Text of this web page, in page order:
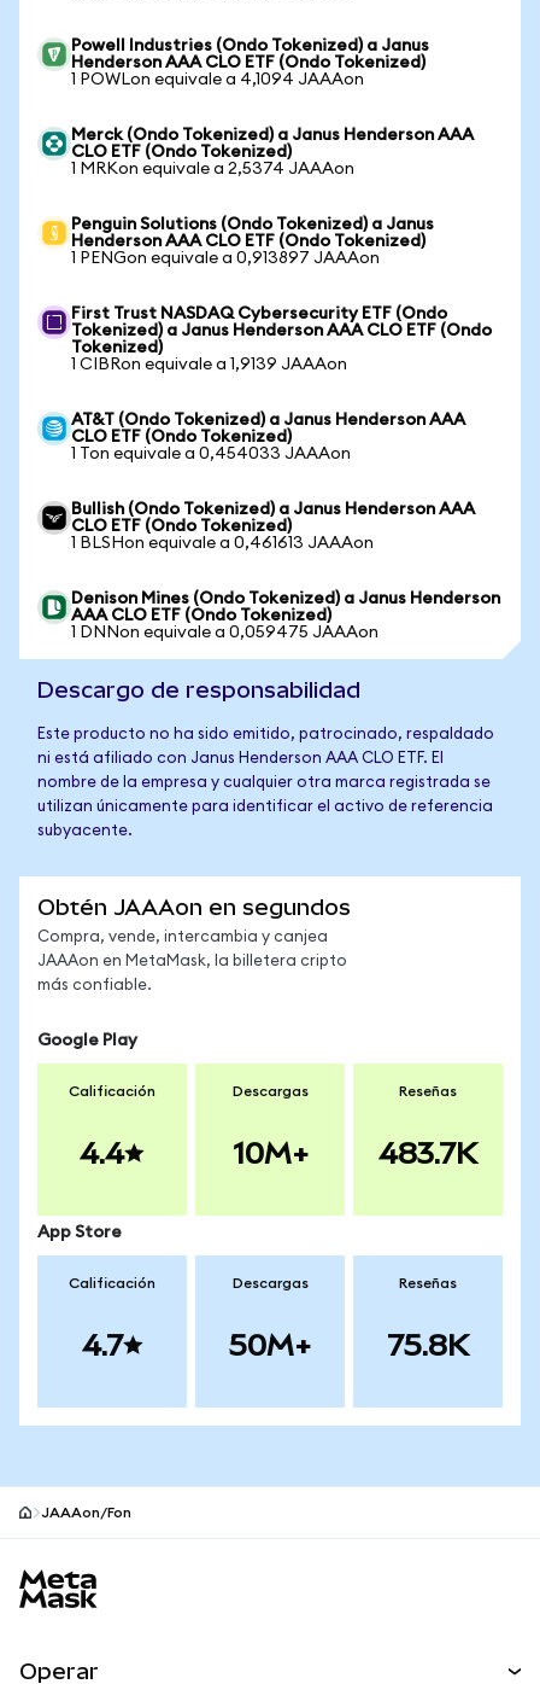
Powell Industries (Ondo Tokenized) a Janus
Henderson AAA CLO ETF (Ondo Tokenized)
1 POWLon equivale a 4,1094 JAAAon
Merck (Ondo Tokenized) a Janus Henderson AAA
CLO ETF (Ondo Tokenized)
1 MRKon equivale a 2,5374 JAAAon
Penguin Solutions (Ondo Tokenized) a Janus
Henderson AAA CLO ETF (Ondo Tokenized)
1 PENGon equivale a 0,913897 JAAAon
First Trust NASDAQ Cybersecurity ETF (Ondo
Tokenized) a Janus Henderson AAA CLO ETF (Ondo
Tokenized)
1 CIBRon equivale a 1,9139 JAAAon
AT&T (Ondo Tokenized) a Janus Henderson AAA
CLO ETF (Ondo Tokenized)
1 Ton equivale a 0,454033 JAAAon
Bullish (Ondo Tokenized) a Janus Henderson AAA
CLO ETF (Ondo Tokenized)
1 BLSHon equivale a 0,461613 JAAAon
Denison Mines (Ondo Tokenized) a Janus Henderson
AAA CLO ETF (Ondo Tokenized)
1 DNNon equivale a 0,059475 JAAAon
Descargo de responsabilidad
Este producto no ha sido emitido, patrocinado, respaldado
ni está afiliado con Janus Henderson AAA CLO ETF. El
nombre de la empresa y cualquier otra marca registrada se
utilizan únicamente para identificar el activo de referencia
subyacente.
Obtén JAAAon en segundos
Compra, vende, intercambia y canjea
JAAAon en MetaMask, la billetera cripto
más confiable.
Google Play
Calificación
4.4
Descargas
10M+
Reseñas
483.7K
App Store
Calificación
4.7
Descargas
50M+
Reseñas
75.8K
JAAAon/Fon
Operar